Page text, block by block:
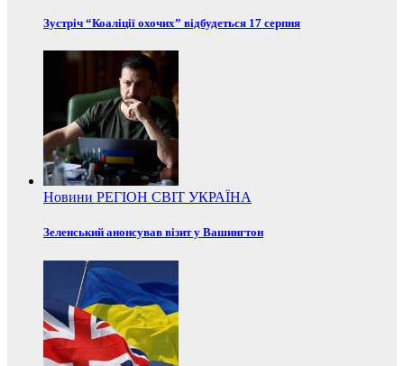
Зустріч “Коаліції охочих” відбудеться 17 серпня
Новини РЕГІОН СВІТ УКРАЇНА
Зеленський анонсував візит у Вашингтон